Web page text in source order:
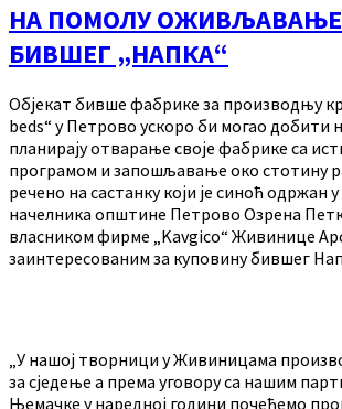
НА ПОМОЛУ
БИВШЕГ „НАПКА“
Објекат бивше фабрике за производњу
beds“ у Петрово ускоро би могао добити
планирају отварање своје фабрике са
програмом и запошљавање око стотину
речено на састанку који је синоћ одржан
начелника општине Петрово Озрена
власником фирме „Kavgico“ Живинице
заинтересованим за куповину бившег
„У нашој творници у Живиницама
за сједење а према уговору са нашим
Њемачке у наредној години почећемо